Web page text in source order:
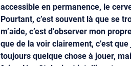
accessible en permanence, le
Pourtant, c’est souvent là que se
m’aide, c’est d’observer mon
que de la voir clairement, c’est
toujours quelque chose à jouer,